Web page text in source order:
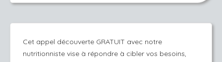
Cet appel découverte GRATUIT avec notre
nutritionniste vise à répondre à cibler vos besoins,